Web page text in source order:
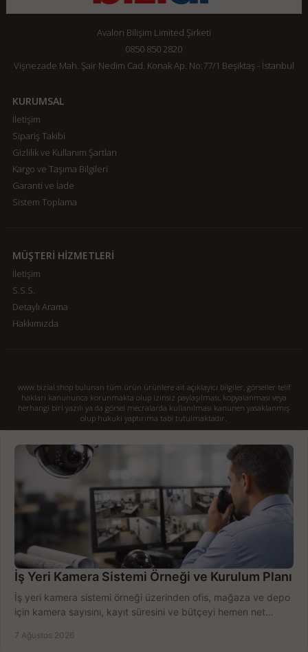
Avalon Bilişim Limited Şirketi
0850 850 2820
Vişnezade Mah. Şair Nedim Cad. Konak Ap. No:77/1 Beşiktaş - İstanbul
KURUMSAL
İletişim
Sipariş Takibi
Gizlilik ve Kullanım Şartları
Kargo ve Taşıma Bilgileri
Garanti ve İade
Sistem Toplama
MÜŞTERİ HİZMETLERİ
İletişim
S.S.S.
Detaylı Arama
Hakkımızda
www.bizial.shop bulunan tüm ürün ürünlere ait açıklayıcı bilgiler, görseller telif
hakları kanununca korunmakta olup izinsiz paylaşılması, kopyalanması veya
herhangi biri yazılı ya da görsel mecralarda kullanılması kanunen yasaklanmış
olup hukuki yaptırıma tabi tutulmaktadır.
İş Yeri Kamera Sistemi Örneği ve Kurulum Planı
İş yeri kamera sistemi örneği üzerinden ofis, mağaza ve depo
için kamera sayısını, kayıt süresini ve bütçeyi hemen net
7 Ağustos 2026